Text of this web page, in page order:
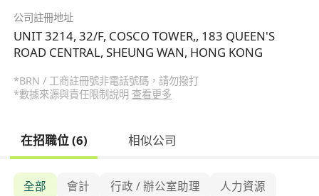
公司註冊地址
UNIT 3214, 32/F, COSCO TOWER,, 183 QUEEN'S
ROAD CENTRAL, SHEUNG WAN, HONG KONG
*BRN / 工商註冊號非電話號碼，請勿撥打
*數據來源與責任限制說明 查看更多
在招職位 (6) 相似公司
全部 會計 行政 / 辦公室助理 人力資源